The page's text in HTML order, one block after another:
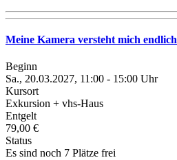
Meine Kamera versteht mich endlich
Beginn
Sa., 20.03.2027, 11:00 - 15:00 Uhr
Kursort
Exkursion + vhs-Haus
Entgelt
79,00 €
Status
Es sind noch 7 Plätze frei